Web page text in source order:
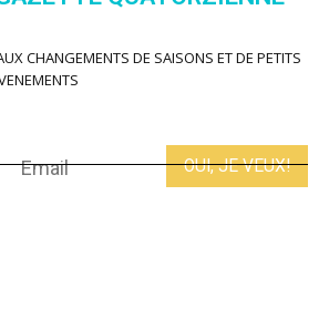
CHANGEMENTS DE SAISONS ET DE PETITS